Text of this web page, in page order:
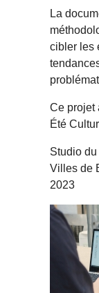
La
cibler les
Ce projet
Été
Studio
Villes de
2023